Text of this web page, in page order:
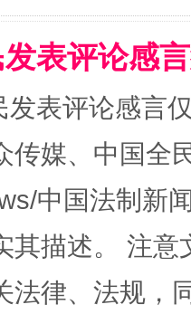
表评论感
发表评论感言
传媒、中国全
中国法制新
其描述。 注
法律、法规，